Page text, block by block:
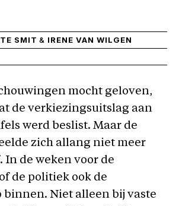
SMIT & IRENE VAN WILGEN
mocht geloven,
de verkiezingsuitslag aan
werd beslist. Maar de
zich allang niet meer
In de weken voor de
de politiek ook de
binnen. Niet alleen bij vaste